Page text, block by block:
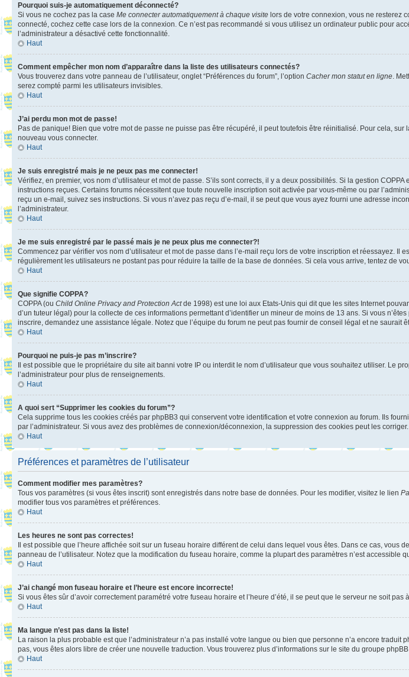
Pourquoi suis-je automatiquement déconnecté?
Si vous ne cochez pas la case Me connecter automatiquement à chaque visite lors de votre connexion, vous ne resterez
connecté, cochez cette case lors de la connexion. Ce n’est pas recommandé si vous utilisez un ordinateur public pour
l’administrateur a désactivé cette fonctionnalité.
Haut
Comment empêcher mon nom d’apparaître dans la liste des utilisateurs connectés?
Vous trouverez dans votre panneau de l’utilisateur, onglet “Préférences du forum”, l’option Cacher mon statut en ligne .
serez compté parmi les utilisateurs invisibles.
Haut
J’ai perdu mon mot de passe!
Pas de panique! Bien que votre mot de passe ne puisse pas être récupéré, il peut toutefois être réinitialisé. Pour cela, sur
nouveau vous connecter.
Haut
Je suis enregistré mais je ne peux pas me connecter!
Vérifiez, en premier, vos nom d’utilisateur et mot de passe. S’ils sont corrects, il y a deux possibilités. Si la gestion
instructions reçues. Certains forums nécessitent que toute nouvelle inscription soit activée par vous-même ou par
reçu un e-mail, suivez ses instructions. Si vous n’avez pas reçu d’e-mail, il se peut que vous ayez fourni une adresse
l’administrateur.
Haut
Je me suis enregistré par le passé mais je ne peux plus me connecter?!
Commencez par vérifier vos nom d’utilisateur et mot de passe dans l’e-mail reçu lors de votre inscription et réessayez.
régulièrement les utilisateurs ne postant pas pour réduire la taille de la base de données. Si cela vous arrive, tentez de
Haut
Que signifie COPPA?
COPPA (ou Child Online Privacy and Protection Actde 1998) est une loi aux Etats-Unis qui dit que les sites Internet
d’un tuteur légal) pour la collecte de ces informations permettant d’identifier un mineur de moins de 13 ans. Si vous
inscrire, demandez une assistance légale. Notez que l’équipe du forum ne peut pas fournir de conseil légal et ne
Haut
Pourquoi ne puis-je pas m’inscrire?
Il est possible que le propriétaire du site ait banni votre IP ou interdit le nom d’utilisateur que vous souhaitez utiliser. Le
l’administrateur pour plus de renseignements.
Haut
A quoi sert “Supprimer les cookies du forum”?
Cela supprime tous les cookies créés par phpBB3 qui conservent votre identification et votre connexion au forum. Ils
par l’administrateur. Si vous avez des problèmes de connexion/déconnexion, la suppression des cookies peut les corriger.
Haut
Préférences et paramètres de l’utilisateur
Comment modifier mes paramètres?
Tous vos paramètres (si vous êtes inscrit) sont enregistrés dans notre base de données. Pour les modifier, visitez le lien
modifier tous vos paramètres et préférences.
Haut
Les heures ne sont pas correctes!
Il est possible que l’heure affichée soit sur un fuseau horaire différent de celui dans lequel vous êtes. Dans ce cas,
panneau de l’utilisateur. Notez que la modification du fuseau horaire, comme la plupart des paramètres n’est accessible
Haut
J’ai changé mon fuseau horaire et l’heure est encore incorrecte!
Si vous êtes sûr d’avoir correctement paramétré votre fuseau horaire et l’heure d’été, il se peut que le serveur ne soit pas
Haut
Ma langue n’est pas dans la liste!
La raison la plus probable est que l’administrateur n’a pas installé votre langue ou bien que personne n’a encore
pas, vous êtes alors libre de créer une nouvelle traduction. Vous trouverez plus d’informations sur le site du groupe
Haut